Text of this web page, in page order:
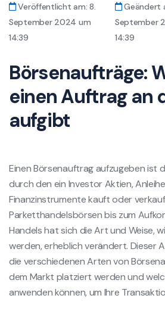
Veröffentlicht am: 8.
September 2024 um
14:39
Geändert
September
14:39
Börsenaufträge:
einen Auftrag an
aufgibt
Einen Börsenauftrag aufzugeben ist
durch den ein Investor Aktien,
Finanzinstrumente kauft oder
Parketthandelsbörsen bis zum
Handels hat sich die Art und Weise,
werden, erheblich verändert. Dieser
die verschiedenen Arten von
dem Markt platziert werden und
anwenden können, um Ihre